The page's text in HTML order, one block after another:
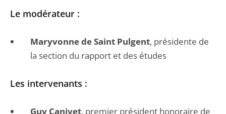
Le modérateur :
Maryvonne de Saint Pulgent, présidente de
la section du rapport et des études
Les intervenants :
Guy Canivet, premier président honoraire de